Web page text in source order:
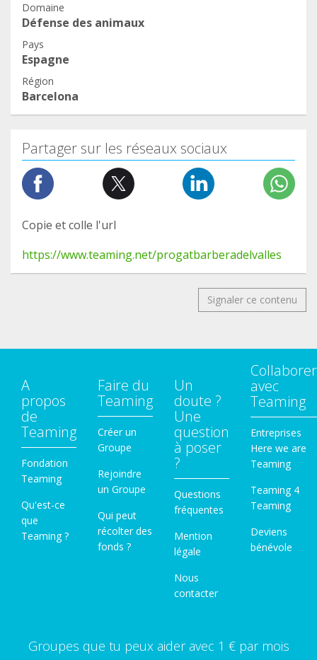
Domaine
Défense des animaux
Pays
Espagne
Région
Barcelona
Partager sur les réseaux sociaux
Copie et colle l'url
https://www.teaming.net/progatbarberadelvalles
Signaler ce contenu
A
propos
de
Teaming
Fondation
Teaming
Qu'est-ce
que
Teaming ?
Faire du
Teaming
Créer un
Groupe
Rejoindre
un Groupe
Qui peut
récolter des
fonds ?
Un
doute ?
Une
question
à poser
?
Questions
fréquentes
Mention
légale
Nous
contacter
Collaborer
avec
Teaming
Entreprises
Here we are
Teaming
Teaming 4
Teaming
Deviens
bénévole
Groupes que tu peux aider avec 1 € par mois